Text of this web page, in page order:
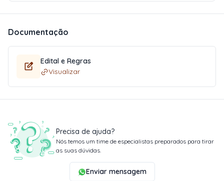
Documentação
Edital e Regras
Visualizar
Precisa de ajuda?
Nós temos um time de especialistas preparados para tirar
as suas dúvidas.
Enviar mensagem